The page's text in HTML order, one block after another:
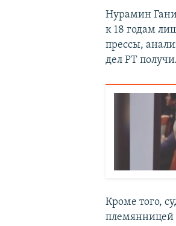
Нурамин
к 18 годам
прессы,
дел РТ
Кроме того,
племянницей